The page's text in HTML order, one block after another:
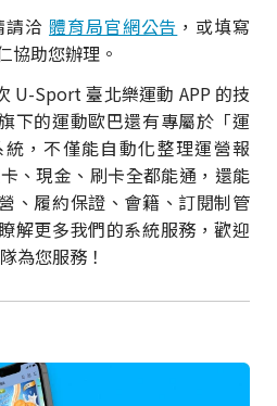
請洽體育局官網公告 ，或填寫
協助您辦理。
U-Sport 臺北樂運動 APP 的技
下的運動歐巴還有專屬於「運
，不僅能自動化整理運營報
、現金、刷卡全都能通，還能
、履約保證、會籍、訂閱制管
解更多我們的系統服務，歡迎
為您服務！